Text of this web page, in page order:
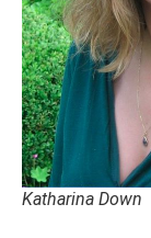
Katharina Down